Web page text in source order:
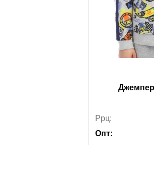
Джемпер
Ррц:
Опт: